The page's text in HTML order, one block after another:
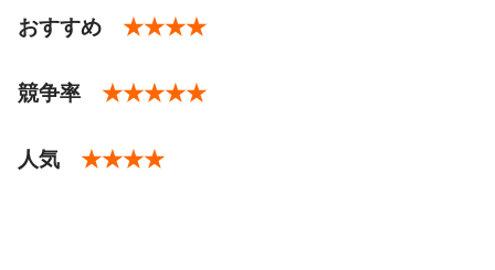
おすすめ ★★★★
競争率 ★★★★★
人気 ★★★★